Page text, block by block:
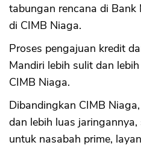
tabungan rencana di Bank
di CIMB Niaga.
Proses pengajuan kredit
Mandiri lebih sulit dan
CIMB Niaga.
Dibandingkan CIMB
dan lebih luas
untuk nasabah prime,